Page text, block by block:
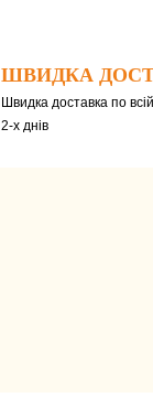
ШВИДКА
Швидка доставка по всій
2-х днів